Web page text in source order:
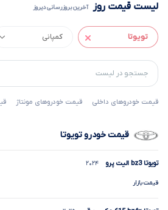
لیست قیمت روز آخرین بروزرسانی دیروز
قیمت خودروهای داخلی قیمت خودروهای مونتاژ
قیمت خودرو تویوتا
تویوتاbz3 الیت پرو ۲۰۲۴
قیمت بازار